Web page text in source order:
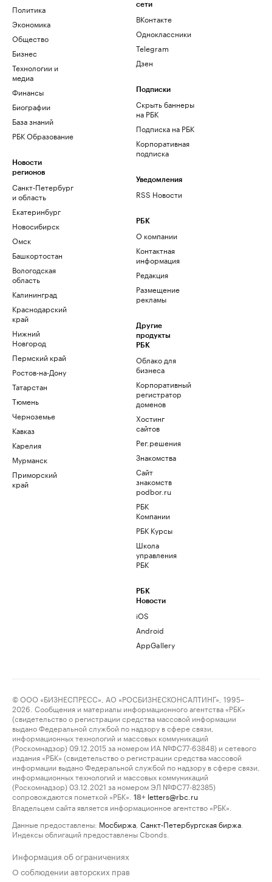
Политика
Экономика
Общество
Бизнес
Технологии и
медиа
Финансы
Биографии
База знаний
РБК Образование
Новости
регионов
Санкт-Петербург
и область
Екатеринбург
Новосибирск
Омск
Башкортостан
Вологодская
область
Калининград
Краснодарский
край
Нижний
Новгород
Пермский край
Ростов-на-Дону
Татарстан
Тюмень
Черноземье
Кавказ
Карелия
Мурманск
Приморский
край
сети
ВКонтакте
Одноклассники
Telegram
Дзен
Подписки
Скрыть баннеры
на РБК
Подписка на РБК
Корпоративная
подписка
Уведомления
RSS Новости
РБК
О компании
Контактная
информация
Редакция
Размещение
рекламы
Другие
продукты
РБК
Облако для
бизнеса
Корпоративный
регистратор
доменов
Хостинг
сайтов
Рег.решения
Знакомства
Сайт
знакомств
podbor.ru
РБК
Компании
РБК Курсы
Школа
управления
РБК
РБК
Новости
iOS
Android
AppGallery
© ООО «БИЗНЕСПРЕСС», АО «РОСБИЗНЕСКОНСАЛТИНГ», 1995–
2026. Сообщения и материалы информационного агентства «РБК»
(свидетельство о регистрации средства массовой информации
выдано Федеральной службой по надзору в сфере связи,
информационных технологий и массовых коммуникаций
(Роскомнадзор) 09.12.2015 за номером ИА №ФС77-63848) и сетевого
издания «РБК» (свидетельство о регистрации средства массовой
информации выдано Федеральной службой по надзору в сфере связи,
информационных технологий и массовых коммуникаций
(Роскомнадзор) 03.12.2021 за номером ЭЛ №ФС77-82385)
сопровождаются пометкой «РБК».
18+ letters@rbc.ru
Владельцем сайта является информационное агентство «РБК».
Данные предоставлены: Мосбиржа Санкт-Петербургская биржа
Индексы облигаций предоставлены Cbonds.
Информация об ограничениях
О соблюдении авторских прав